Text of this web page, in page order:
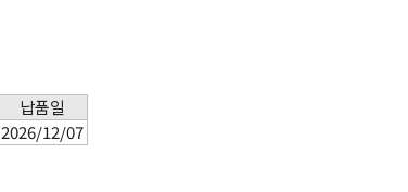
납품일
2026/12/07